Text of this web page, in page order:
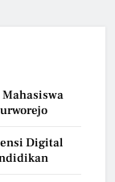
Mahasiswa
Digital